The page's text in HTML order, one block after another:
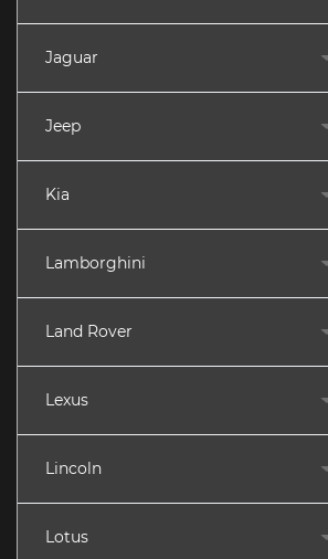
Jaguar
Jeep
Kia
Lamborghini
Land Rover
Lexus
Lincoln
Lotus